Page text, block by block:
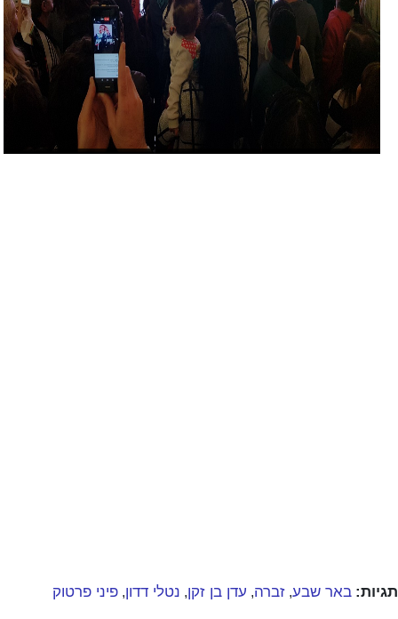
תגיות: באר שבע, זברה, עדן בן זקן, נטלי דדון, פיני פרטוק